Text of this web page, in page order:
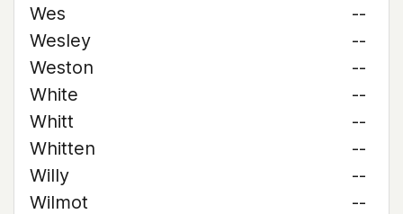
Wes
--
Wesley
--
Weston
--
White
--
Whitt
--
Whitten
--
Willy
--
Wilmot
--